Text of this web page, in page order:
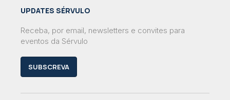
UPDATES SÉRVULO
Receba, por email, newsletters e convites para
eventos da Sérvulo
SUBSCREVA